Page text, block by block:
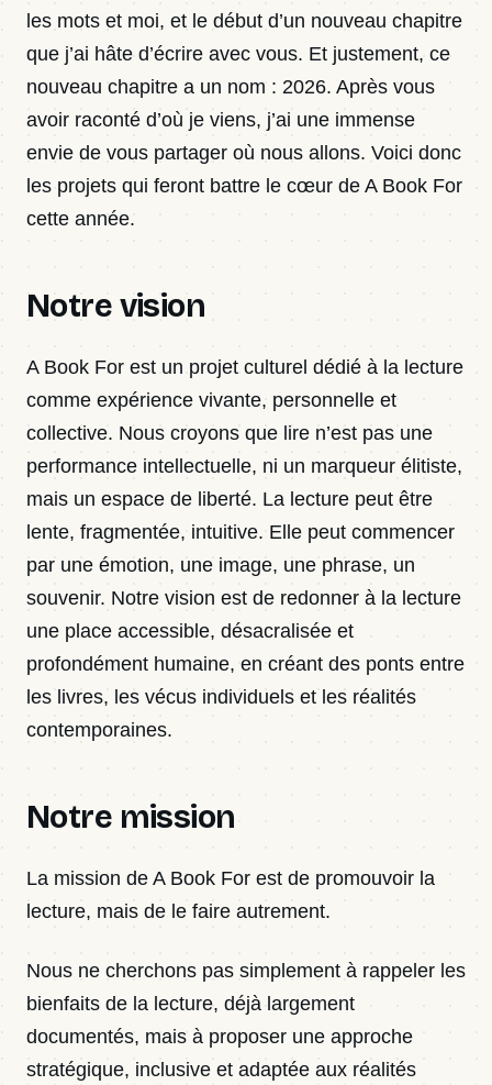
les mots et moi, et le début d’un nouveau chapitre
que j’ai hâte d’écrire avec vous. Et justement, ce
nouveau chapitre a un nom : 2026. Après vous
avoir raconté d’où je viens, j’ai une immense
envie de vous partager où nous allons. Voici donc
les projets qui feront battre le cœur de A Book For
cette année.
Notre vision
A Book For est un projet culturel dédié à la lecture
comme expérience vivante, personnelle et
collective. Nous croyons que lire n’est pas une
performance intellectuelle, ni un marqueur élitiste,
mais un espace de liberté. La lecture peut être
lente, fragmentée, intuitive. Elle peut commencer
par une émotion, une image, une phrase, un
souvenir. Notre vision est de redonner à la lecture
une place accessible, désacralisée et
profondément humaine, en créant des ponts entre
les livres, les vécus individuels et les réalités
contemporaines.
Notre mission
La mission de A Book For est de promouvoir la
lecture, mais de le faire autrement.
Nous ne cherchons pas simplement à rappeler les
bienfaits de la lecture, déjà largement
documentés, mais à proposer une approche
stratégique, inclusive et adaptée aux réalités